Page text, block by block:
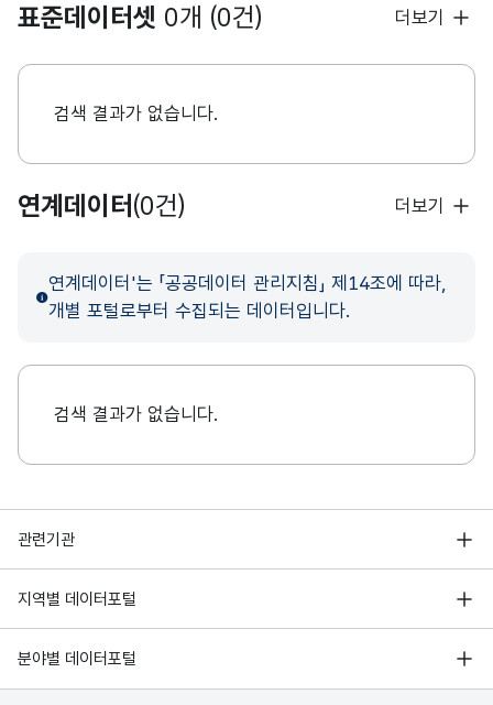
표준데이터셋 0개 (0건) 더보기
검색 결과가 없습니다.
연계데이터 (0건) 더보기
연계데이터'는 「공공데이터 관리지침」 제14조에 따라,
개별 포털로부터 수집되는 데이터입니다.
검색 결과가 없습니다.
관련기관
행정안전부
한국지능정보사회진흥원
국가정보자원관리원
지역별 데이터포털
서울 열린데이터광장
경기데이터드림
분야별 데이터포털
기상자료개방포털
국토교통부 공간정보오픈플랫폼